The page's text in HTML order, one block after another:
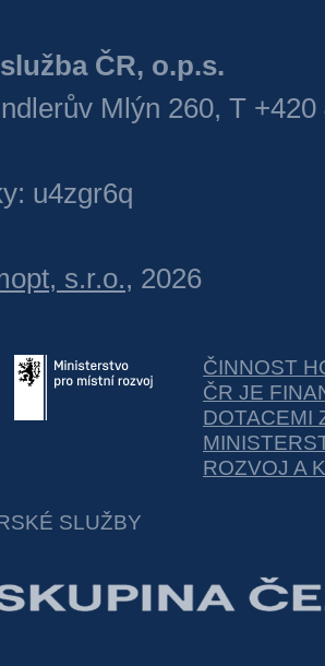
ČR, o.p.s.
Mlýn 260, T +420
u4zgr6q
s.r.o., 2026
ČINNOST
ČR JE
DOTACEMI
ROZVOJ A
SLUŽBY